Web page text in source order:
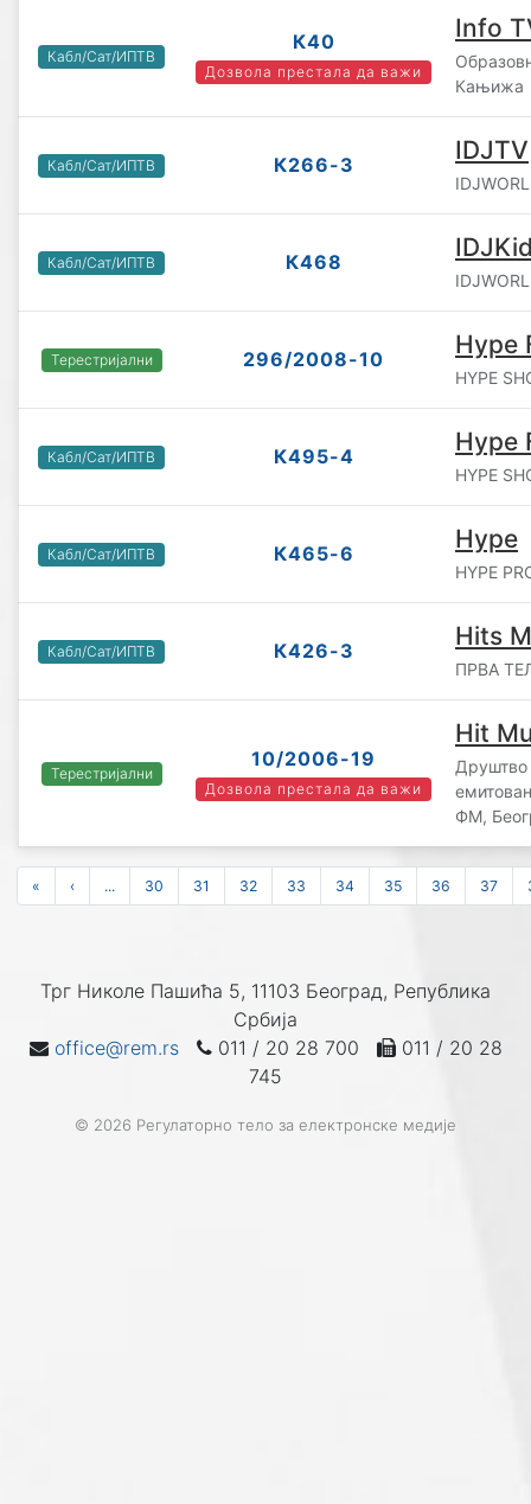
Кабл/Сат/ИПТВ
К40
Дозвола престала да важи
Info
Кањижа
Кабл/Сат/ИПТВ К266-3 IDJTV
Кабл/Сат/ИПТВ К468
Терестријални 296/2008-10 Hype
HYPE
Кабл/Сат/ИПТВ К495-4 Hype
HYPE
Кабл/Сат/ИПТВ К465-6 Hype
HYPE
Кабл/Сат/ИПТВ К426-3 Hits
ПРВА
Терестријални
10/2006-19
Дозвола престала да важи
Hit
Друштво
ФМ,
« ‹ ... 30 31 32 33 34 35 36 37
Трг Николе Пашића 5, 11103 Београд, Република
Србија
office@rem.rs
011 / 20 28 700
011 / 20 28
745
© 2026 Регулаторно тело за електронске медије